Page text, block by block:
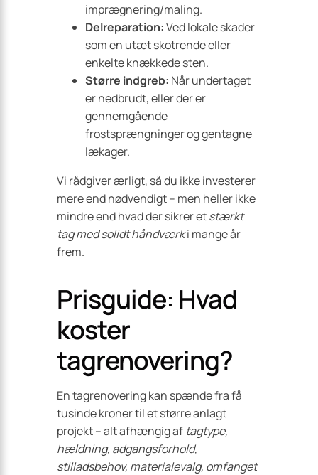
imprægnering/maling.
Delreparation:Ved lokale skader
som en utæt skotrende eller
enkelte knækkede sten.
Større indgreb: Når undertaget
er nedbrudt, eller der er
gennemgående
frostsprængninger og gentagne
lækager.
Vi rådgiver ærligt, så du ikke investerer
mere end nødvendigt – men heller ikke
mindre end hvad der sikrer etstærkt
tag med solidt håndværki mange år
frem.
Prisguide: Hvad
koster
tagrenovering?
En tagrenovering kan spænde fra få
tusinde kroner til et større anlagt
projekt – alt afhængig af tagtype,
hældning, adgangsforhold,
stilladsbehov, materialevalg, omfanget